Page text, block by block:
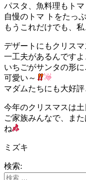
パスタ、魚料理もト
自慢のトマ トをたっ
もうこれだけでも、
デザートにもクリスマ
一工夫があるんです
いちごがサンタの形
可愛い～
マダムたちにも大好評
今年のクリスマスは土
ご家族みんなで、ま
ね
ミズキ
検索: